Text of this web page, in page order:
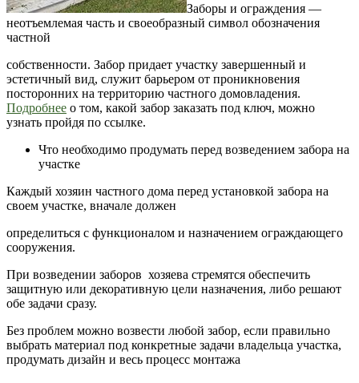
Заборы и ограждения —
неотъемлемая часть и своеобразный символ обозначения
частной
собственности. Забор придает участку завершенный и
эстетичный вид, служит барьером от проникновения
посторонних на территорию частного домовладения.
Подробнее о том, какой забор заказать под ключ, можно
узнать пройдя по ссылке.
Что необходимо продумать перед возведением забора на
участке
Каждый хозяин частного дома перед установкой забора на
своем участке, вначале должен
определиться с функционалом и назначением ограждающего
сооружения.
При возведении заборов хозяева стремятся обеспечить
защитную или декоративную цели назначения, либо решают
обе задачи сразу.
Без проблем можно возвести любой забор, если правильно
выбрать материал под конкретные задачи владельца участка,
продумать дизайн и весь процесс монтажа